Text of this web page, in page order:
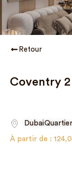
Retour
Coventry 2
Dubai
À partir de :